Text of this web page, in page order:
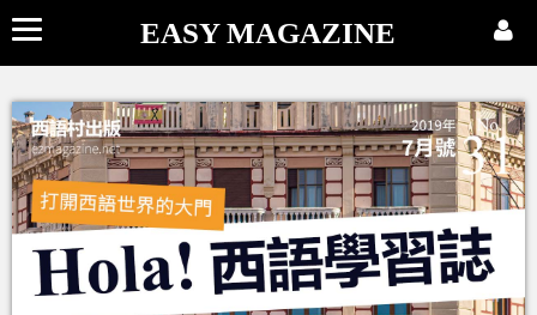
EASY MAGAZINE